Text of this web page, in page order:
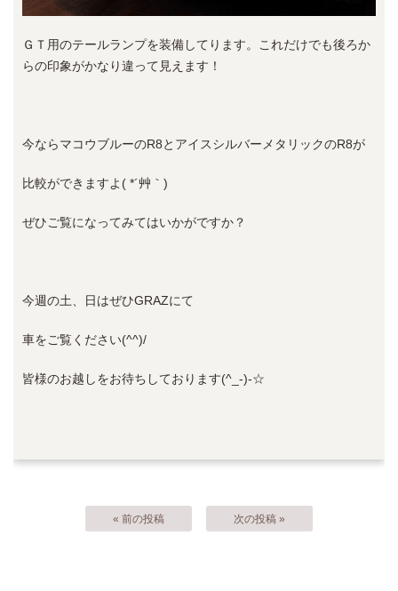
ＧＴ用のテールランプを装備してります。これだけでも後ろか
らの印象がかなり違って見えます！
今ならマコウブルーのR8とアイスシルバーメタリックのR8が
比較ができますよ( *´艸｀)
ぜひご覧になってみてはいかがですか？
今週の土、日はぜひGRAZにて
車をご覧ください(^^)/
皆様のお越しをお待ちしております(^_-)-☆
« 前の投稿 次の投稿 »